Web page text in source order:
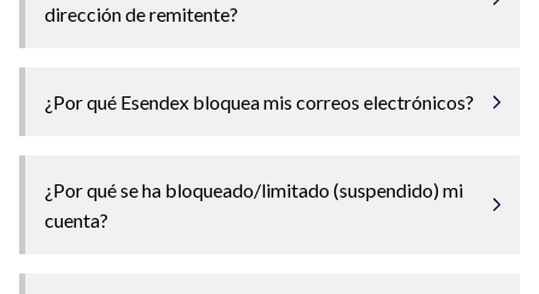
dirección de remitente?
¿Por qué Esendex bloquea mis correos electrónicos?
¿Por qué se ha bloqueado/limitado (suspendido) mi
cuenta?